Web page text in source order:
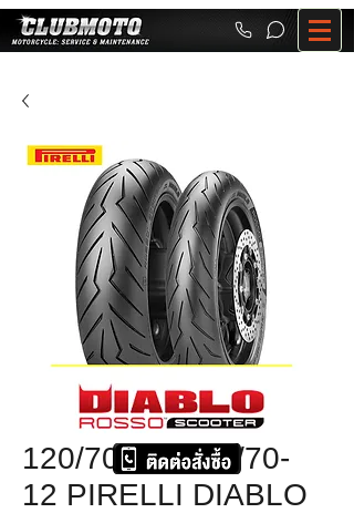
120/70-12+130/70-
12 PIRELLI DIABLO